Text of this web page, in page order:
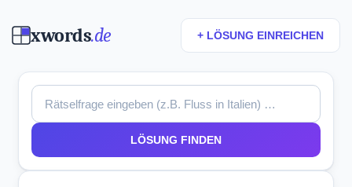
xwords.de + LÖSUNG EINREICHEN
LÖSUNG FINDEN